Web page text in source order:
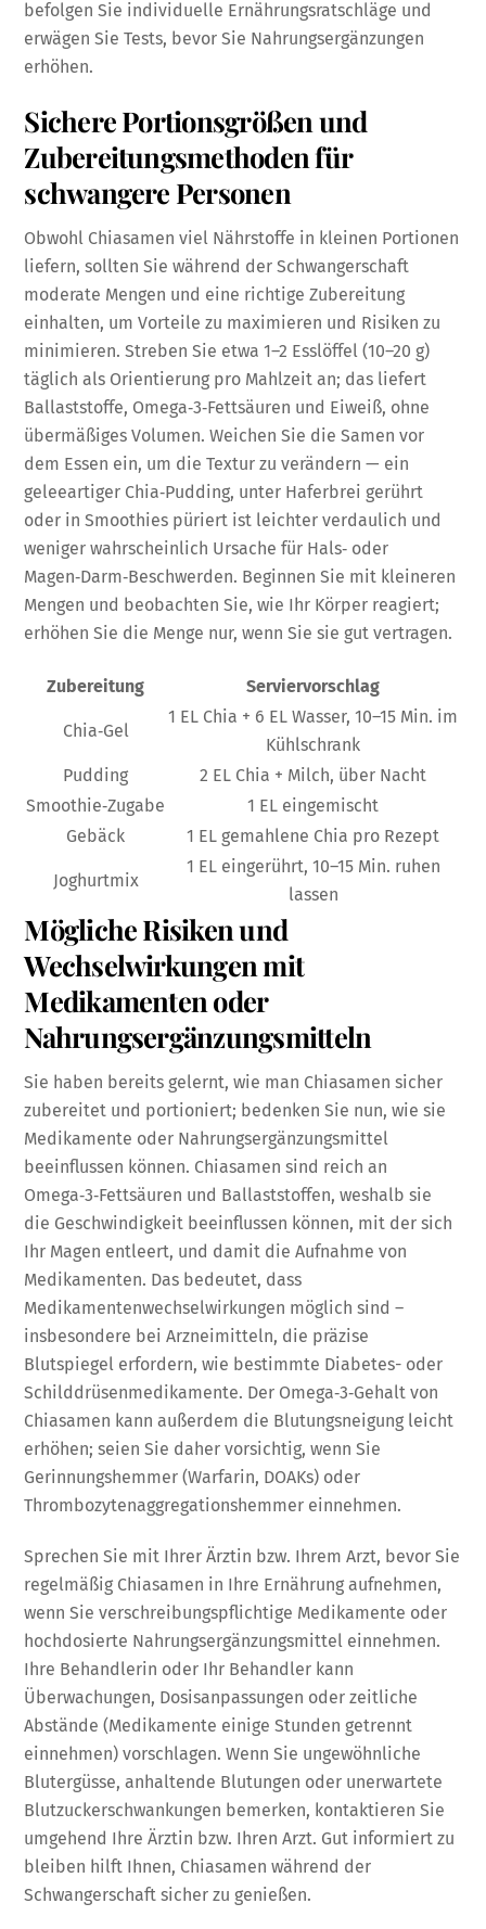
befolgen Sie individuelle Ernährungsratschläge und
erwägen Sie Tests, bevor Sie Nahrungsergänzungen
erhöhen.
Sichere Portionsgrößen und
Zubereitungsmethoden für
schwangere Personen
Obwohl Chiasamen viel Nährstoffe in kleinen Portionen
liefern, sollten Sie während der Schwangerschaft
moderate Mengen und eine richtige Zubereitung
einhalten, um Vorteile zu maximieren und Risiken zu
minimieren. Streben Sie etwa 1–2 Esslöffel (10–20 g)
täglich als Orientierung pro Mahlzeit an; das liefert
Ballaststoffe, Omega‑3‑Fettsäuren und Eiweiß, ohne
übermäßiges Volumen. Weichen Sie die Samen vor
dem Essen ein, um die Textur zu verändern — ein
geleeartiger Chia‑Pudding, unter Haferbrei gerührt
oder in Smoothies püriert ist leichter verdaulich und
weniger wahrscheinlich Ursache für Hals‑ oder
Magen‑Darm‑Beschwerden. Beginnen Sie mit kleineren
Mengen und beobachten Sie, wie Ihr Körper reagiert;
erhöhen Sie die Menge nur, wenn Sie sie gut vertragen.
Zubereitung Serviervorschlag
Chia‑Gel
1 EL Chia + 6 EL Wasser, 10–15 Min. im
Kühlschrank
Pudding
2 EL Chia + Milch, über Nacht
Smoothie‑Zugabe
1 EL eingemischt
Gebäck
1 EL gemahlene Chia pro Rezept
Joghurtmix
1 EL eingerührt, 10–15 Min. ruhen
lassen
Mögliche Risiken und
Wechselwirkungen mit
Medikamenten oder
Nahrungsergänzungsmitteln
Sie haben bereits gelernt, wie man Chiasamen sicher
zubereitet und portioniert; bedenken Sie nun, wie sie
Medikamente oder Nahrungsergänzungsmittel
beeinflussen können. Chiasamen sind reich an
Omega‑3‑Fettsäuren und Ballaststoffen, weshalb sie
die Geschwindigkeit beeinflussen können, mit der sich
Ihr Magen entleert, und damit die Aufnahme von
Medikamenten. Das bedeutet, dass
Medikamentenwechselwirkungen möglich sind –
insbesondere bei Arzneimitteln, die präzise
Blutspiegel erfordern, wie bestimmte Diabetes- oder
Schilddrüsenmedikamente. Der Omega‑3‑Gehalt von
Chiasamen kann außerdem die Blutungsneigung leicht
erhöhen; seien Sie daher vorsichtig, wenn Sie
Gerinnungshemmer (Warfarin, DOAKs) oder
Thrombozytenaggregationshemmer einnehmen.
Sprechen Sie mit Ihrer Ärztin bzw. Ihrem Arzt, bevor Sie
regelmäßig Chiasamen in Ihre Ernährung aufnehmen,
wenn Sie verschreibungspflichtige Medikamente oder
hochdosierte Nahrungsergänzungsmittel einnehmen.
Ihre Behandlerin oder Ihr Behandler kann
Überwachungen, Dosisanpassungen oder zeitliche
Abstände (Medikamente einige Stunden getrennt
einnehmen) vorschlagen. Wenn Sie ungewöhnliche
Blutergüsse, anhaltende Blutungen oder unerwartete
Blutzuckerschwankungen bemerken, kontaktieren Sie
umgehend Ihre Ärztin bzw. Ihren Arzt. Gut informiert zu
bleiben hilft Ihnen, Chiasamen während der
Schwangerschaft sicher zu genießen.